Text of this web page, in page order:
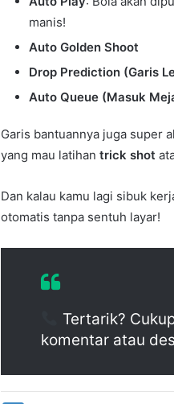
manis!
Auto Golden Shoot
Drop Prediction (Garis
Auto Queue (Masuk
Garis bantuannya juga super
yang mau latihan trick shot
Dan kalau kamu lagi sibuk
otomatis tanpa sentuh layar!
Tertarik?
komentar atau